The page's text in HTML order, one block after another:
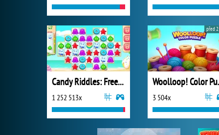
Candy Riddles: Free Match 3 Puzzle
1 252 513x 3 504x
před